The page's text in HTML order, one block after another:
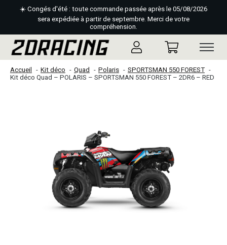
☀️ Congés d'été : toute commande passée après le 05/08/2026
sera expédiée à partir de septembre. Merci de votre
compréhension.
Accueil Kit déco Quad Polaris
SPORTSMAN 550 FOREST
Kit déco Quad – POLARIS – SPORTSMAN 550 FOREST – 2DR6 – RED